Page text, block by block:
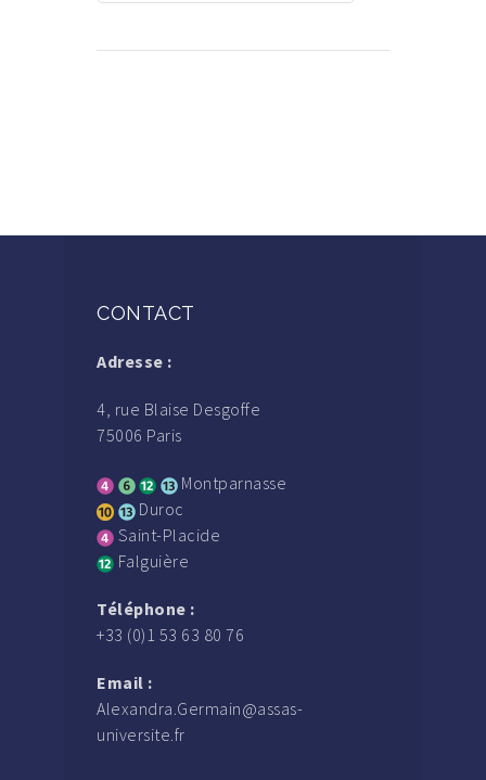
CONTACT
Adresse :
4, rue Blaise Desgoffe
75006 Paris
Montparnasse
Duroc
Saint-Placide
Falguière
Téléphone :
+33 (0)1 53 63 80 76
Email :
Alexandra.Germain@assas-
universite.fr